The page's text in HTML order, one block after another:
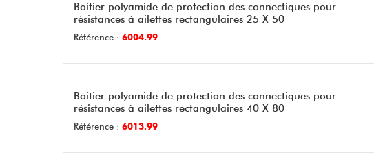
Boitier polyamide de protection des connectiques pour
résistances à ailettes rectangulaires 25 X 50
Référence : 6004.99
Boitier polyamide de protection des connectiques pour
résistances à ailettes rectangulaires 40 X 80
Référence : 6013.99